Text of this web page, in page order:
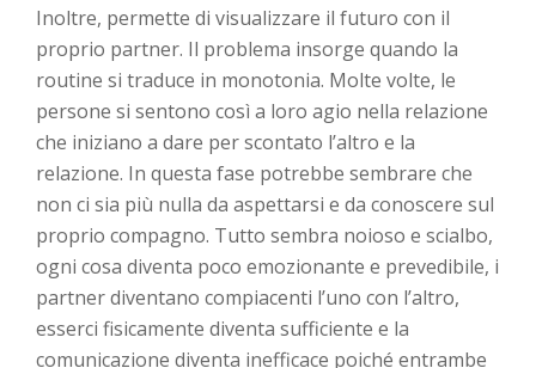
Inoltre, permette di visualizzare il futuro con il
proprio partner. Il problema insorge quando la
routine si traduce in monotonia. Molte volte, le
persone si sentono così a loro agio nella relazione
che iniziano a dare per scontato l’altro e la
relazione. In questa fase potrebbe sembrare che
non ci sia più nulla da aspettarsi e da conoscere sul
proprio compagno. Tutto sembra noioso e scialbo,
ogni cosa diventa poco emozionante e prevedibile, i
partner diventano compiacenti l’uno con l’altro,
esserci fisicamente diventa sufficiente e la
comunicazione diventa inefficace poiché entrambe